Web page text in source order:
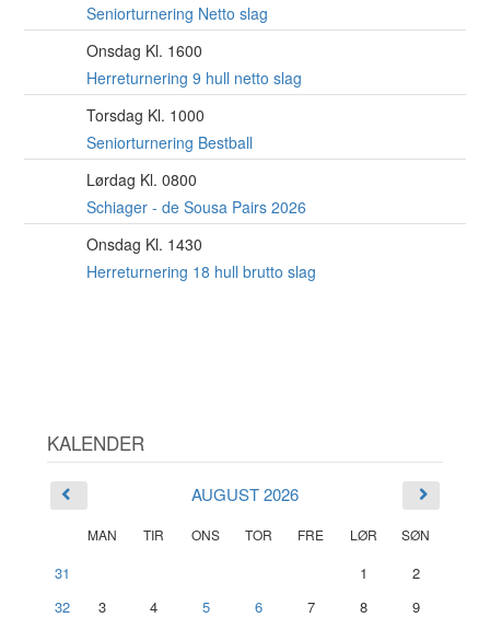
Seniorturnering Netto slag
Onsdag Kl. 1600
Herreturnering 9 hull netto slag
Torsdag Kl. 1000
Seniorturnering Bestball
Lørdag Kl. 0800
Schiager - de Sousa Pairs 2026
Onsdag Kl. 1430
Herreturnering 18 hull brutto slag
KALENDER
AUGUST 2026
MAN TIR ONS TOR FRE LØR SØN
31 1
2
32
3 4 5 6 7 8
9